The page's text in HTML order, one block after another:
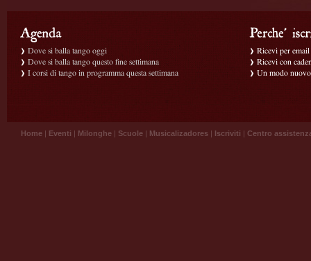
Dove si balla tango oggi
Dove si balla tango questo fine settimana
I corsi di tango in programma questa settimana
Ricevi per
Ricevi con
Un modo
Home | Eventi | Milonghe | Scuole | Musicalizadores | Iscriviti | Centro